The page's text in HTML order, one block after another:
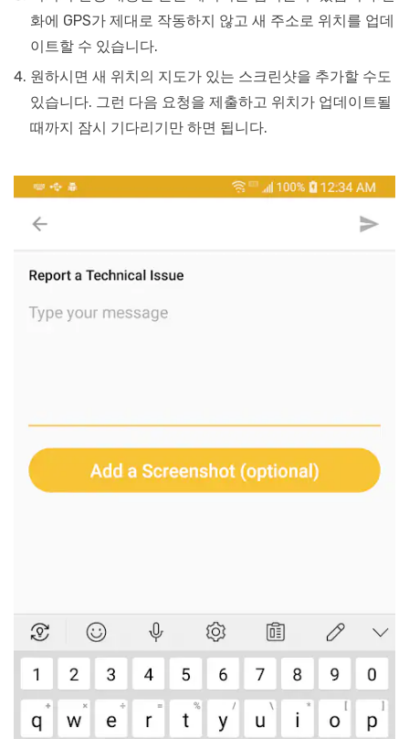
화에 GPS가 제대로 작동하지 않고 새 주소로 위치를 업데
이트할 수 있습니다.
원하시면 새 위치의 지도가 있는 스크린샷을 추가할 수도
있습니다. 그런 다음 요청을 제출하고 위치가 업데이트될
때까지 잠시 기다리기만 하면 됩니다.